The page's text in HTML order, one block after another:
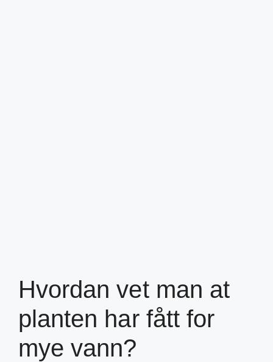
Hvordan vet man at
planten har fått for
mye vann?